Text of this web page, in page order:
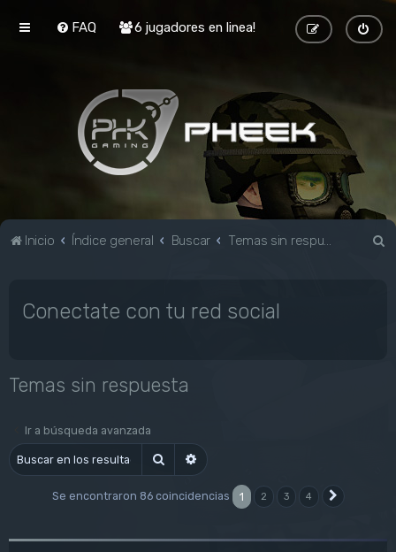
FAQ 6 jugadores en linea!
Inicio Índice general Buscar Temas sin respuesta
Conectate con tu red social
Temas sin respuesta
Ir a búsqueda avanzada
Buscar Búsqueda avanzada
Se encontraron 86 coincidencias 1 2 3 4